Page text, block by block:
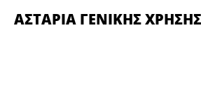
ΑΣΤΆΡΙΑ ΓΕΝΙΚΉΣ ΧΡΉΣΗΣ